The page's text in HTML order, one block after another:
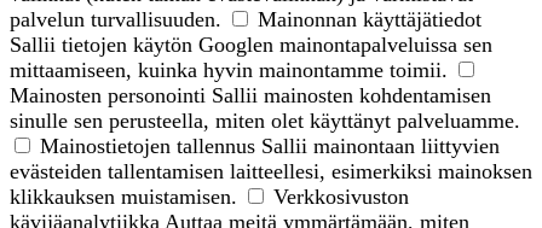
palvelun turvallisuuden.
Mainonnan käyttäjätiedot
Sallii tietojen käytön Googlen mainontapalveluissa sen
mittaamiseen, kuinka hyvin mainontamme toimii.
Mainosten personointi Sallii mainosten kohdentamisen
sinulle sen perusteella, miten olet käyttänyt palveluamme.
Mainostietojen tallennus Sallii mainontaan liittyvien
evästeiden tallentamisen laitteellesi, esimerkiksi mainoksen
klikkauksen muistamisen.
Verkkosivuston
kävijäanalytiikka Auttaa meitä ymmärtämään, miten